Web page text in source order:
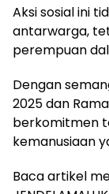
Aksi sosial ini
antarwarga,
perempuan
Dengan
2025 dan
berkomitmen
kemanusiaan
Baca artikel